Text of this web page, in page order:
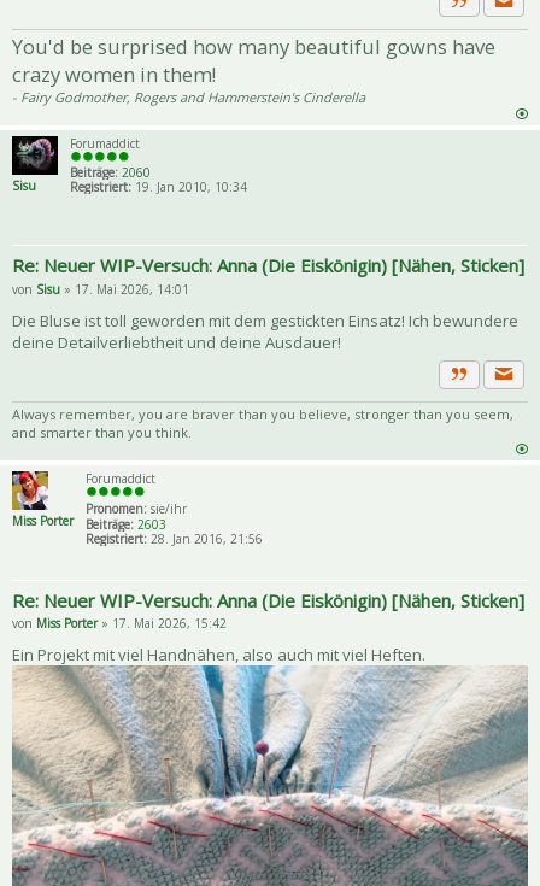
Zitat
You'd be surprised how many beautiful gowns have
crazy women in them!
- Fairy Godmother, Rogers and Hammerstein's Cinderella
Sisu
Forumaddict
Beiträge: 2060
Registriert:19. Jan 2010, 10:34
Re: Neuer WIP-Versuch: Anna (Die Eiskönigin) [Nähen, Sticken]
von Sisu » 17. Mai 2026, 14:01
Die Bluse ist toll geworden mit dem gestickten Einsatz! Ich bewundere
deine Detailverliebtheit und deine Ausdauer!
Zitat
Always remember, you are braver than you believe, stronger than you seem,
and smarter than you think.
Miss Porter
Forumaddict
Pronomen: sie/ihr
Beiträge: 2603
Registriert: 28. Jan 2016, 21:56
Re: Neuer WIP-Versuch: Anna (Die Eiskönigin) [Nähen, Sticken]
von Miss Porter» 17. Mai 2026, 15:42
Ein Projekt mit viel Handnähen, also auch mit viel Heften.